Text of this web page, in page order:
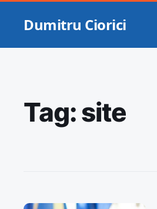
Dumitru Ciorici
Tag:site